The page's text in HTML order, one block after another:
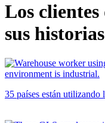
Los
sus
35 países están utilizando